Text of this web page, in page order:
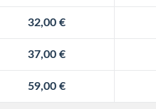
32,00 €
37,00 €
59,00 €